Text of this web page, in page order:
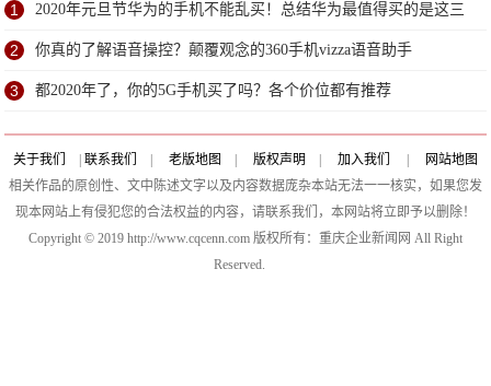
1 2020年元旦节华为的手机不能乱买！总结华为最值得买的是这三
款
2 你真的了解语音操控？颠覆观念的360手机vizza语音助手
3 都2020年了，你的5G手机买了吗？各个价位都有推荐
关于我们 联系我们 老版地图 版权声明 加入我们
网站地图
相关作品的原创性、文中陈述文字以及内容数据庞杂本站无法一一核实，如果您发
现本网站上有侵犯您的合法权益的内容，请联系我们，本网站将立即予以删除！
Copyright © 2019 http://www.cqcenn.com 版权所有：重庆企业新闻网 All Right
Reserved.